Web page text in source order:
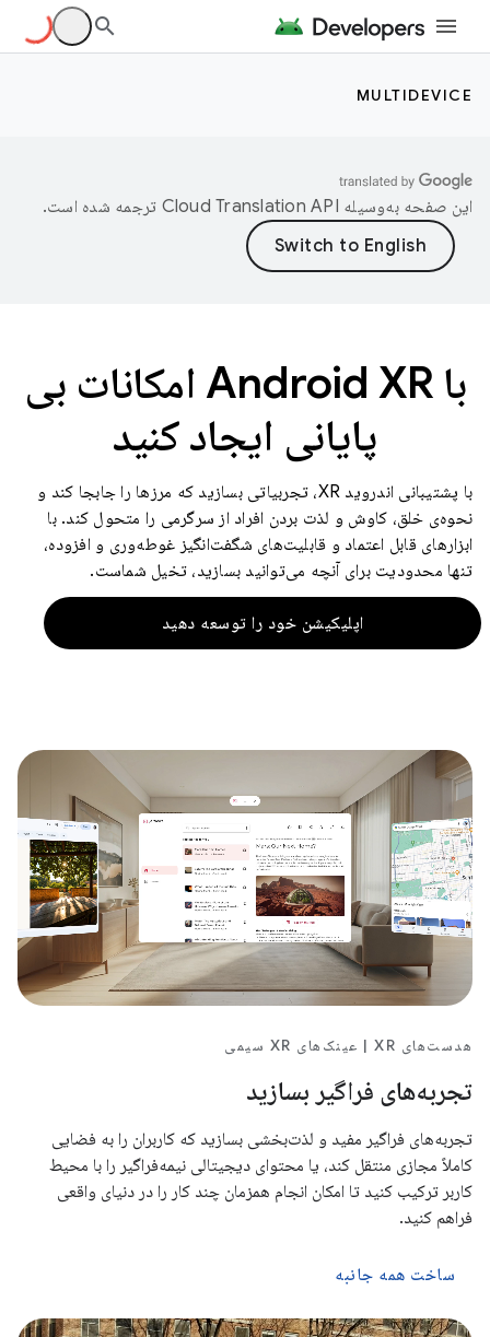
MULTIDEVICE
این صفحه به‌وسیله ترجمه شده است.
با Android XR امکانات بی
پایانی ایجاد کنید
با پشتیبانی اندروید XR، تجربیاتی بسازید که مرزها را جابجا کند و
نحوه‌ی خلق، کاوش و لذت بردن افراد از سرگرمی را متحول کند. با
ابزارهای قابل اعتماد و قابلیت‌های شگفت‌انگیز غوطه‌وری و افزوده،
تنها محدودیت برای آنچه می‌توانید بسازید، تخیل شماست.
اپلیکیشن خود را توسعه دهید
هدست‌های XR | عینک‌های XR سیمی
تجربه‌های فراگیر بسازید
تجربه‌های فراگیر مفید و لذت‌بخشی بسازید که کاربران را به فضایی
کاملاً مجازی منتقل کند، یا محتوای دیجیتالی نیمه‌فراگیر را با محیط
کاربر ترکیب کنید تا امکان انجام همزمان چند کار را در دنیای واقعی
فراهم کنید.
ساخت همه جانبه